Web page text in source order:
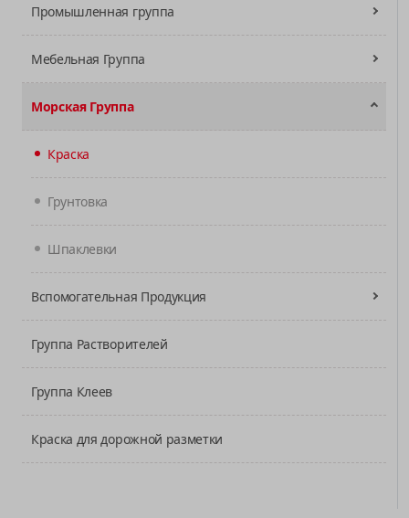
Промышленная группа
Мебельная Группа
Морская Группа
Краска
Грунтовка
Шпаклевки
Вспомогательная Продукция
Группа Растворителей
Группа Клеев
Краска для дорожной разметки